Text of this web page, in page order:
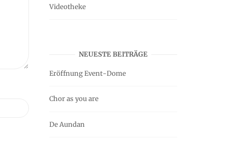
Videotheke
NEUESTE BEITRÄGE
Eröffnung Event-Dome
Chor as you are
De Aundan